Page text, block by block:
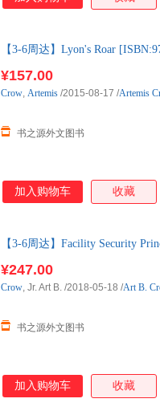
【3-6周达】Lyon's Roar
¥157.00
书之源外文图书
Crow, Artemis /2015-08-17 /Artemis
加入购物车 收藏
【3-6周达】Facility Security
¥247.00
书之源外文图书
Crow, Jr. Art B. /2018-05-18 /Art B.
加入购物车 收藏